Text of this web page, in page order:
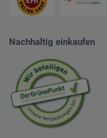
Nachhaltig einkaufen